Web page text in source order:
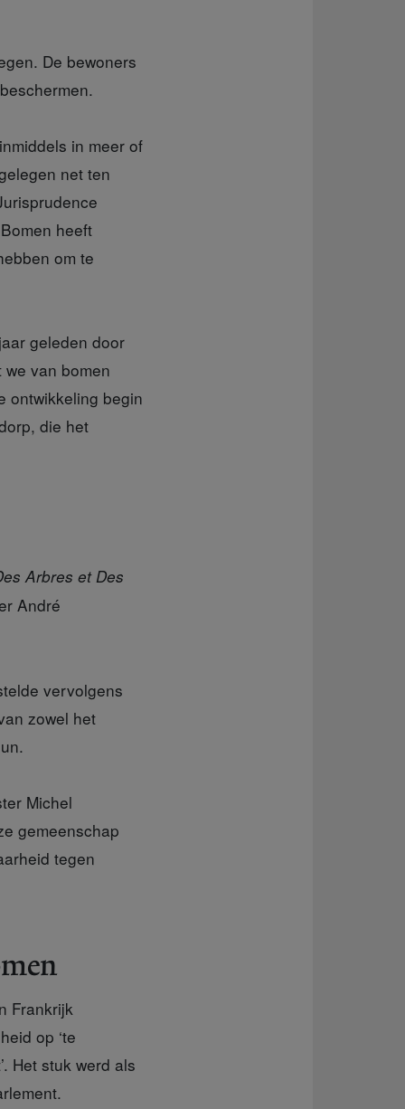
De bewoners
in meer of
net ten
heeft
om te
geleden door
van bomen
ontwikkeling begin
die het
Arbres et Des
André
vervolgens
zowel het
Michel
gemeenschap
tegen
Frankrijk
op ‘te
Het stuk werd als